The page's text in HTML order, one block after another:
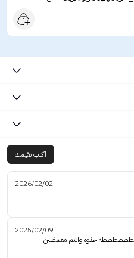
اكتب تقيمك
2026/02/02
2025/02/09
خذوه وانتم مغمضين